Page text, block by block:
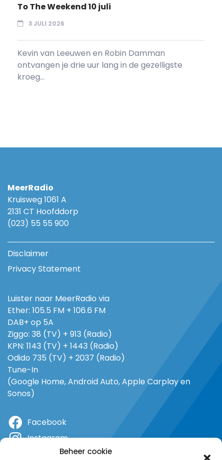
Beheer cookie
To The Weekend 10 juli
3 JULI 2026
Kevin van Leeuwen en Robin Damman
ontvangen je drie uur lang in de gezelligste
kroeg...
MeerRadio
Kruisweg 1061 A
2131 CT Hoofddorp
(023) 55 55 900
Disclaimer
Privacy Statement
Luister naar MeerRadio via
Ether: 105.5 FM + 106.6 FM
DAB+ op 5A
Ziggo: 38 (TV) + 913 (Radio)
KPN: 1143 (TV) + 1443 (Radio)
Odido 735 (TV) + 2037 (Radio)
Tune-In
(Google Home, Android Auto, Apple Carplay en
Sonos)
Facebook
Instagram